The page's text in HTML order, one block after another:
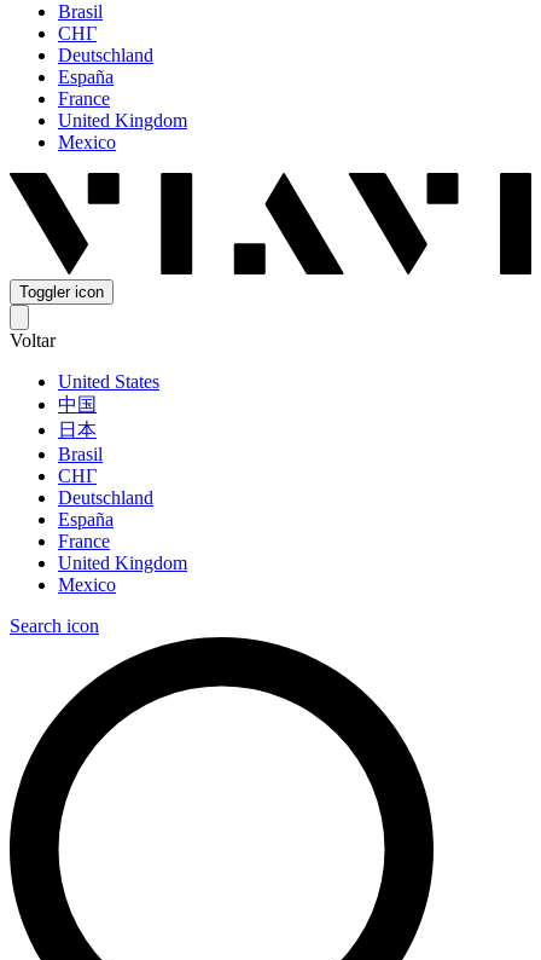
Brasil
СНГ
Deutschland
España
France
United Kingdom
Mexico
Toggler icon
Voltar
United States
中国
日本
Brasil
СНГ
Deutschland
España
France
United Kingdom
Mexico
Search icon